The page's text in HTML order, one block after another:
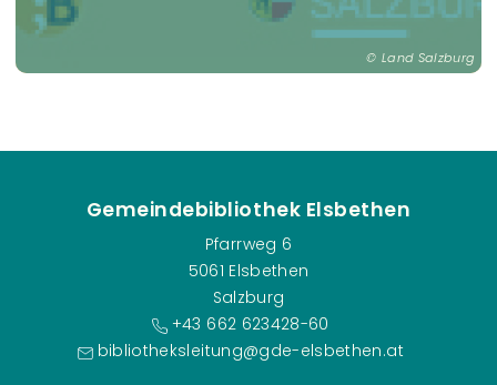
Land Salzburg
Gemeindebibliothek Elsbethen
Pfarrweg 6
5061 Elsbethen
Salzburg
+43 662 623428-60
bibliotheksleitung@gde-elsbethen.at